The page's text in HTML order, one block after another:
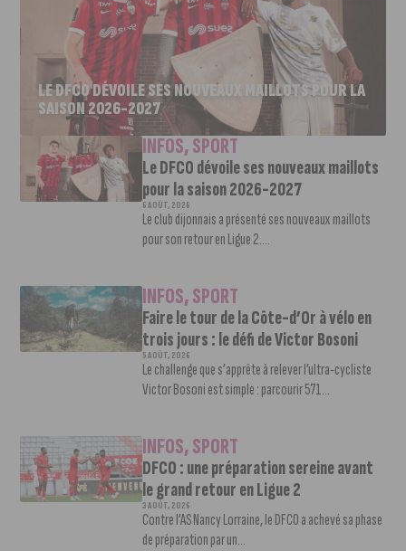
LE DFCO DÉVOILE SES NOUVEAUX MAILLOTS POUR LA
SAISON 2026-2027
INFOS,SPORT
Le DFCO dévoile ses nouveaux maillots
pour la saison 2026-2027
6 AOÛT, 2026
Le club dijonnais a présenté ses nouveaux maillots
pour son retour en Ligue 2....
INFOS,SPORT
Faire le tour de la Côte-d’Or à vélo en
trois jours : le défi de Victor Bosoni
5 AOÛT, 2026
Le challenge que s’apprête à relever l’ultra-cycliste
Victor Bosoni est simple : parcourir 571...
INFOS,SPORT
DFCO : une préparation sereine avant
le grand retour en Ligue 2
3 AOÛT, 2026
Contre l’AS Nancy Lorraine, le DFCO a achevé sa phase
de préparation par un...